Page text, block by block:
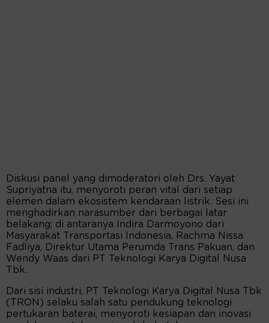
Diskusi panel yang dimoderatori oleh Drs. Yayat
Supriyatna itu, menyoroti peran vital dari setiap
elemen dalam ekosistem kendaraan listrik. Sesi ini
menghadirkan narasumber dari berbagai latar
belakang; di antaranya Indira Darmoyono dari
Masyarakat Transportasi Indonesia, Rachma Nissa
Fadliya, Direktur Utama Perumda Trans Pakuan, dan
Wendy Waas dari PT Teknologi Karya Digital Nusa
Tbk.
Dari sisi industri, PT Teknologi Karya Digital Nusa Tbk
(TRON) selaku salah satu pendukung teknologi
pertukaran baterai, menyoroti kesiapan dan inovasi